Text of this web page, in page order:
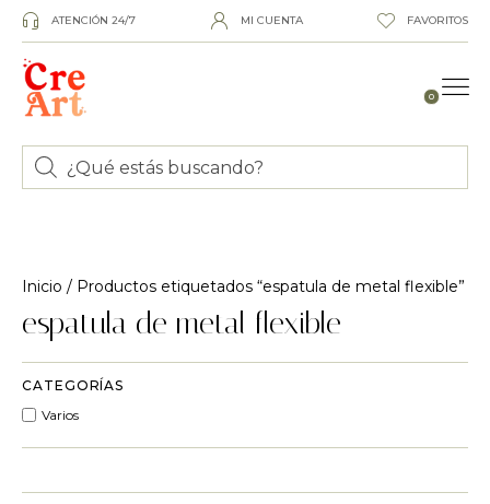
ATENCIÓN 24/7 MI CUENTA FAVORITOS
0
Inicio / Productos etiquetados “espatula de metal flexible”
espatula de metal flexible
CATEGORÍAS
Varios